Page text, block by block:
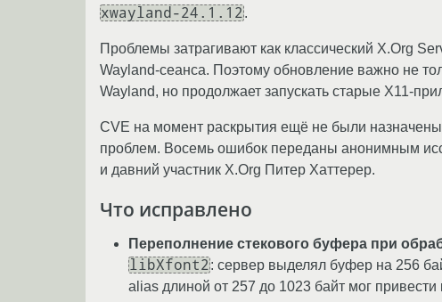
xwayland-24.1.12.
Проблемы затрагивают как классический X.Org
Wayland-сеанса. Поэтому обновление важно не
Wayland, но продолжает запускать старые X11-
CVE на момент раскрытия ещё не были
проблем. Восемь ошибок переданы анонимным
и давний участник X.Org Питер Хаттерер.
Что исправлено
Переполнение стекового буфера при
libXfont2: сервер выделял буфер на 256
alias длиной от 257 до 1023 байт мог